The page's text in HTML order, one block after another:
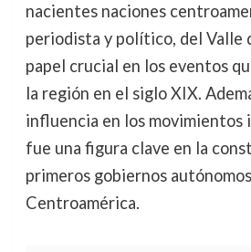
nacientes naciones
periodista y político, del Valle
papel crucial en los eventos
la región en el siglo XIX.
influencia en los movimientos
fue una figura clave en la
primeros gobiernos
Centroamérica.